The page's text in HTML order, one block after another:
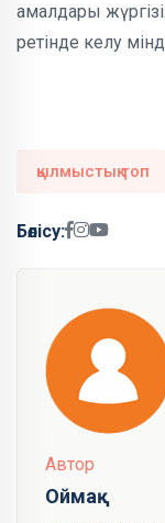
амалдары
ретінде келу
қылмыстық топ
Бөлісу:
Автор
Оймақ